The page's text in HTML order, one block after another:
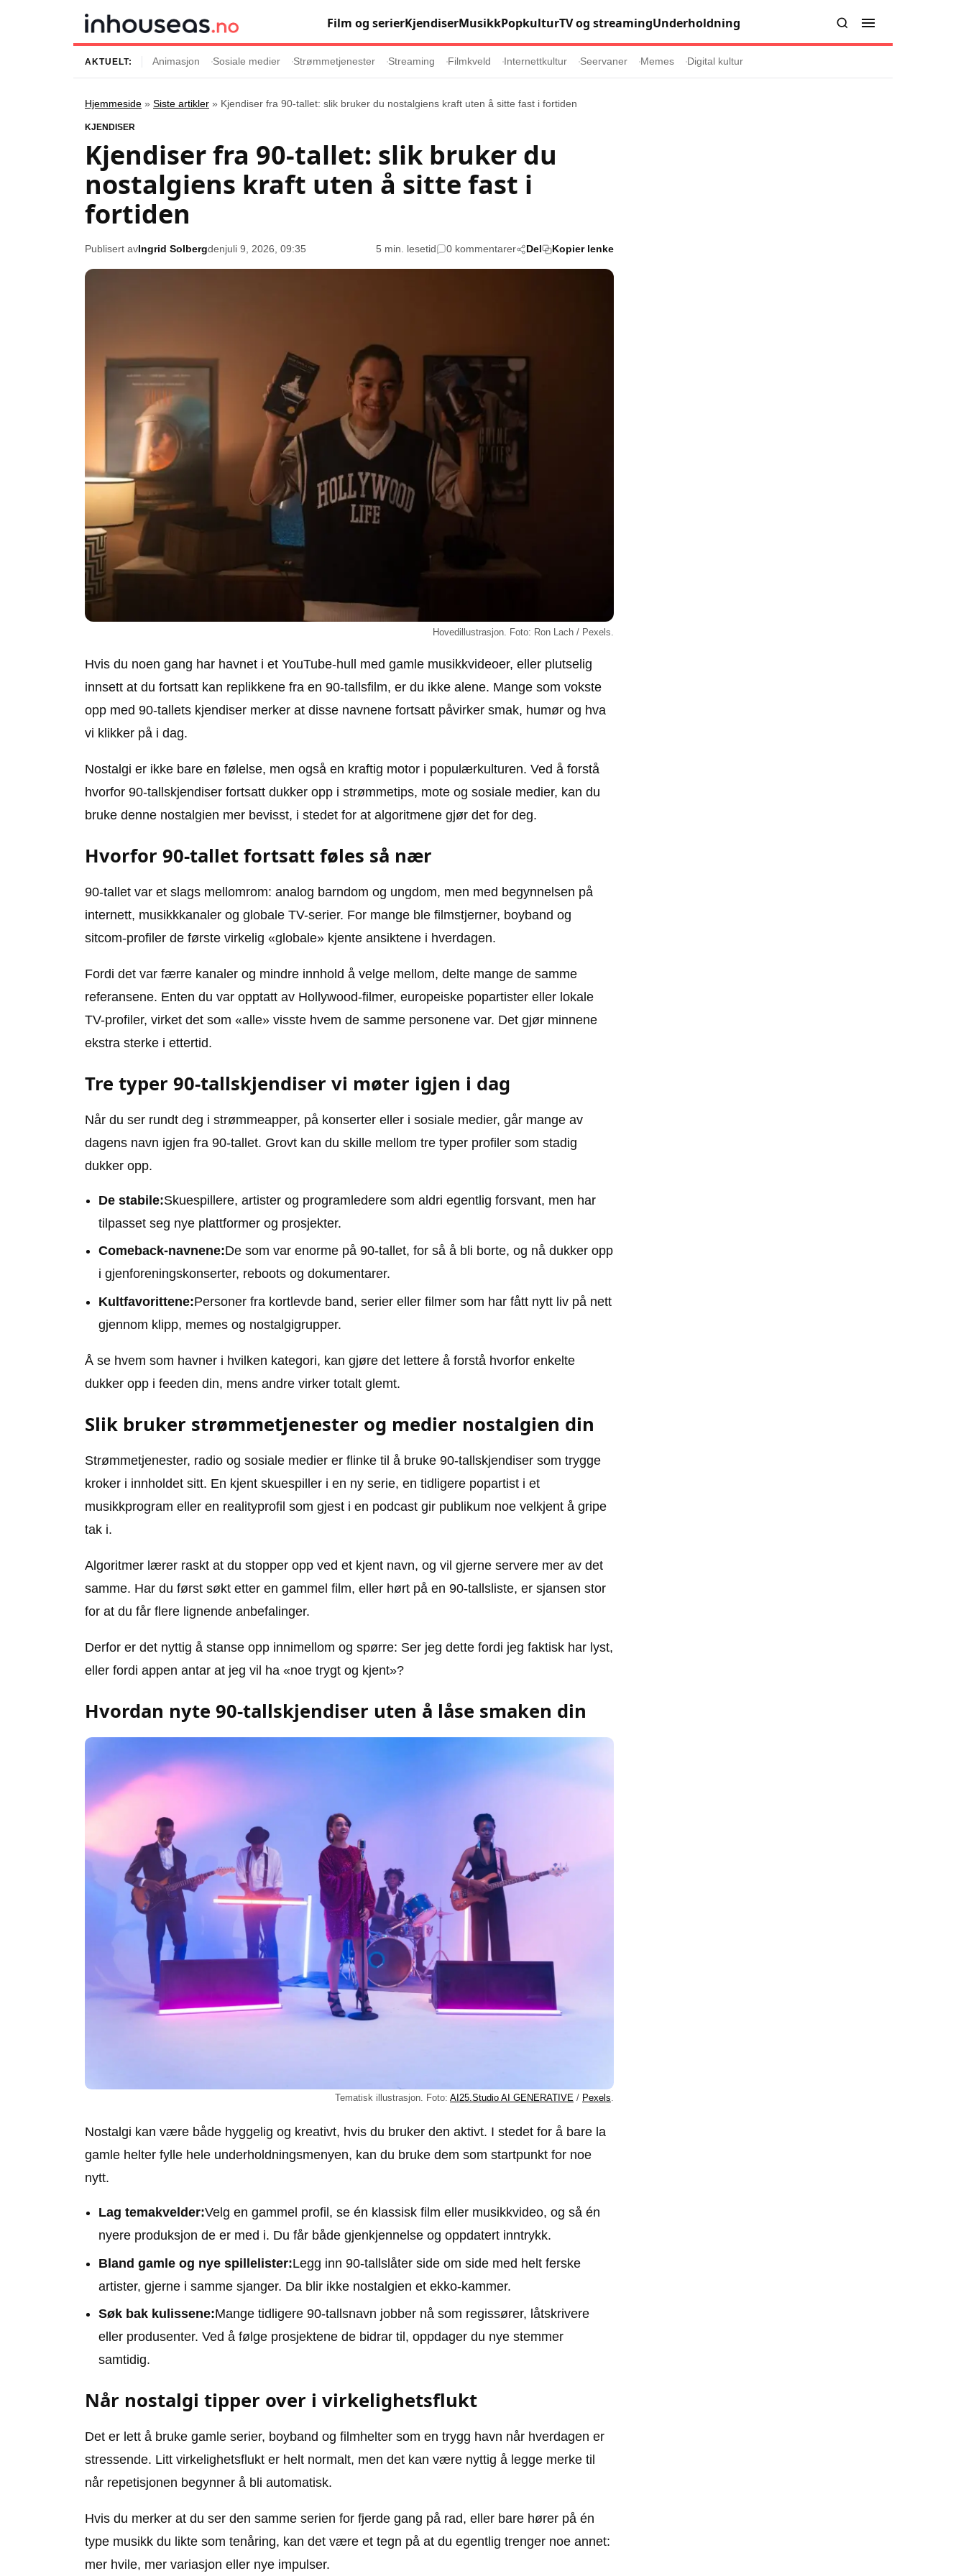
Film og serierKjendiserMusikkPopkulturTV og streamingUnderholdning
Innhold
Siste artikler
Film og serier
Popkultur
TV og streaming
Underholdning
Kjendiser
Strømmetjenester
Internettkultur
Gaming
Animasjon
Sosiale medier
Seervaner
Soundtrack
Personvernerklæring
Redaksjonell policy
AKTUELT: Animasjon Sosiale medier Strømmetjenester Streaming Filmkveld Internettkultur Seervaner Memes Digital kultur
Hjemmeside » Siste artikler » Kjendiser fra 90-tallet: slik bruker du nostalgiens kraft uten å sitte fast i fortiden
KJENDISER
Kjendiser fra 90-tallet: slik bruker du
nostalgiens kraft uten å sitte fast i
fortiden
Publisert avIngrid Solbergdenjuli 9, 2026, 09:35 5 min. lesetid 0 kommentarer Del Kopier lenke
Hovedillustrasjon. Foto: Ron Lach / Pexels.
Hvis du noen gang har havnet i et YouTube-hull med gamle musikkvideoer, eller plutselig
innsett at du fortsatt kan replikkene fra en 90-tallsfilm, er du ikke alene. Mange som vokste
opp med 90-tallets kjendiser merker at disse navnene fortsatt påvirker smak, humør og hva
vi klikker på i dag.
Nostalgi er ikke bare en følelse, men også en kraftig motor i populærkulturen. Ved å forstå
hvorfor 90-tallskjendiser fortsatt dukker opp i strømmetips, mote og sosiale medier, kan du
bruke denne nostalgien mer bevisst, i stedet for at algoritmene gjør det for deg.
Hvorfor 90-tallet fortsatt føles så nær
90-tallet var et slags mellomrom: analog barndom og ungdom, men med begynnelsen på
internett, musikkkanaler og globale TV-serier. For mange ble filmstjerner, boyband og
sitcom-profiler de første virkelig «globale» kjente ansiktene i hverdagen.
Fordi det var færre kanaler og mindre innhold å velge mellom, delte mange de samme
referansene. Enten du var opptatt av Hollywood-filmer, europeiske popartister eller lokale
TV-profiler, virket det som «alle» visste hvem de samme personene var. Det gjør minnene
ekstra sterke i ettertid.
Tre typer 90-tallskjendiser vi møter igjen i dag
Når du ser rundt deg i strømmeapper, på konserter eller i sosiale medier, går mange av
dagens navn igjen fra 90-tallet. Grovt kan du skille mellom tre typer profiler som stadig
dukker opp.
De stabile:Skuespillere, artister og programledere som aldri egentlig forsvant, men har
tilpasset seg nye plattformer og prosjekter.
Comeback-navnene:De som var enorme på 90-tallet, for så å bli borte, og nå dukker opp
i gjenforeningskonserter, reboots og dokumentarer.
Kultfavorittene:Personer fra kortlevde band, serier eller filmer som har fått nytt liv på nett
gjennom klipp, memes og nostalgigrupper.
Å se hvem som havner i hvilken kategori, kan gjøre det lettere å forstå hvorfor enkelte
dukker opp i feeden din, mens andre virker totalt glemt.
Slik bruker strømmetjenester og medier nostalgien din
Strømmetjenester, radio og sosiale medier er flinke til å bruke 90-tallskjendiser som trygge
kroker i innholdet sitt. En kjent skuespiller i en ny serie, en tidligere popartist i et
musikkprogram eller en realityprofil som gjest i en podcast gir publikum noe velkjent å gripe
tak i.
Algoritmer lærer raskt at du stopper opp ved et kjent navn, og vil gjerne servere mer av det
samme. Har du først søkt etter en gammel film, eller hørt på en 90-tallsliste, er sjansen stor
for at du får flere lignende anbefalinger.
Derfor er det nyttig å stanse opp innimellom og spørre: Ser jeg dette fordi jeg faktisk har lyst,
eller fordi appen antar at jeg vil ha «noe trygt og kjent»?
Hvordan nyte 90-tallskjendiser uten å låse smaken din
Tematisk illustrasjon. Foto: AI25.Studio AI GENERATIVE / Pexels.
Nostalgi kan være både hyggelig og kreativt, hvis du bruker den aktivt. I stedet for å bare la
gamle helter fylle hele underholdningsmenyen, kan du bruke dem som startpunkt for noe
nytt.
Lag temakvelder:Velg en gammel profil, se én klassisk film eller musikkvideo, og så én
nyere produksjon de er med i. Du får både gjenkjennelse og oppdatert inntrykk.
Bland gamle og nye spillelister:Legg inn 90-tallslåter side om side med helt ferske
artister, gjerne i samme sjanger. Da blir ikke nostalgien et ekko-kammer.
Søk bak kulissene:Mange tidligere 90-tallsnavn jobber nå som regissører, låtskrivere
eller produsenter. Ved å følge prosjektene de bidrar til, oppdager du nye stemmer
samtidig.
Når nostalgi tipper over i virkelighetsflukt
Det er lett å bruke gamle serier, boyband og filmhelter som en trygg havn når hverdagen er
stressende. Litt virkelighetsflukt er helt normalt, men det kan være nyttig å legge merke til
når repetisjonen begynner å bli automatisk.
Hvis du merker at du ser den samme serien for fjerde gang på rad, eller bare hører på én
type musikk du likte som tenåring, kan det være et tegn på at du egentlig trenger noe annet:
mer hvile, mer variasjon eller nye impulser.